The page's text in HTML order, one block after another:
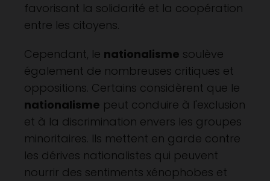
favorisant la solidarité et la coopération
entre les citoyens.
Cependant, le nationalisme soulève
également de nombreuses critiques et
oppositions. Certains considèrent que le
nationalisme peut conduire à l'exclusion
et à la discrimination envers les groupes
minoritaires. Ils mettent en garde contre
les dérives nationalistes qui peuvent
nourrir des sentiments xénophobes et